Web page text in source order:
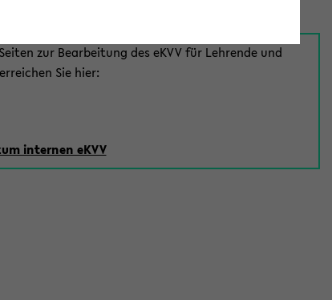
zur Bearbeitung des eKVV für Lehrende und
Sie hier:
internen eKVV